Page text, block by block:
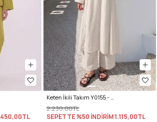
450,00TL
Keten İkili Takım Y0155 - EKRU
2.230,00TL
SEPETTE %50 İNDİRİM1.115,00TL